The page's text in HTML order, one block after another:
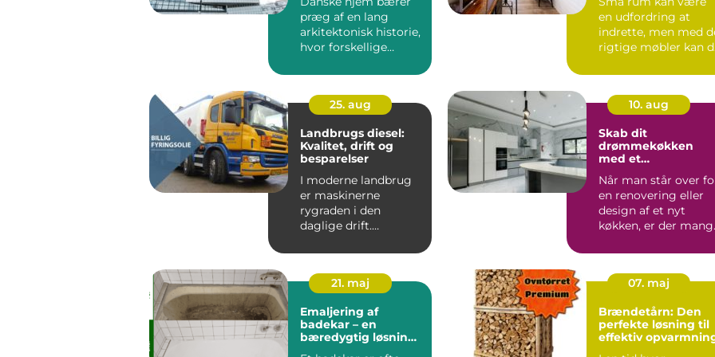
præg af en lang
arkitektonisk historie,
hvor forskellige
en udfordring at
indrette, men med
rigtige møbler kan
25. aug
Landbrugs diesel:
Kvalitet, drift og
besparelser
I moderne landbrug
er maskinerne
rygraden i den
daglige drift.
mejetærskere og
l&ae...
10. aug
Skab dit
drømmekøkken
med et
Når man står over
en renovering eller
design af et nyt
køkken, er der
21. maj
Emaljering af
badekar – en
bæredygtig løsning
07. maj
Brændetårn: Den
perfekte løsning til
effektiv